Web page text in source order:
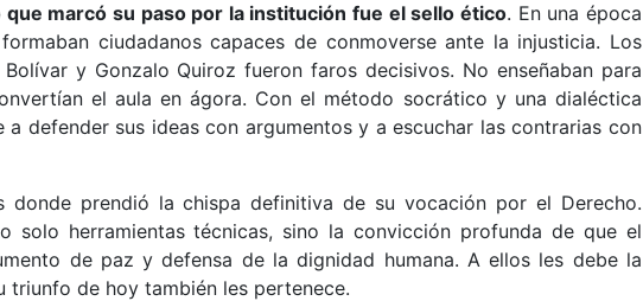
que marcó su paso por la institución fue el sello ético. En una época
ciudadanos capaces de conmoverse ante la injusticia. Los
y Gonzalo Quiroz fueron faros decisivos. No enseñaban para
el aula en ágora. Con el método socrático y una dialéctica
defender sus ideas con argumentos y a escuchar las contrarias con
donde prendió la chispa definitiva de su vocación por el Derecho.
solo herramientas técnicas, sino la convicción profunda de que el
de paz y defensa de la dignidad humana. A ellos les debe la
triunfo de hoy también les pertenece.